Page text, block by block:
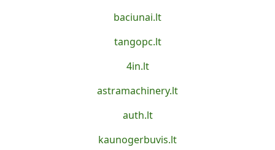
baciunai.lt
tangopc.lt
4in.lt
astramachinery.lt
auth.lt
kaunogerbuvis.lt